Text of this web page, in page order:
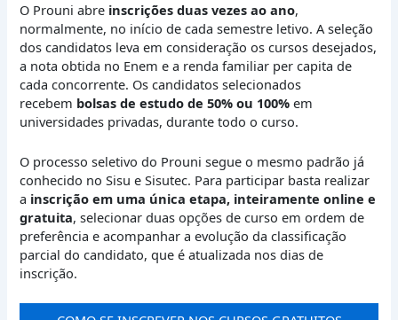
O Prouni abre inscrições duas vezes ao ano,
normalmente, no início de cada semestre letivo. A seleção
dos candidatos leva em consideração os cursos desejados,
a nota obtida no Enem e a renda familiar per capita de
cada concorrente. Os candidatos selecionados
recebem bolsas de estudo de 50% ou 100% em
universidades privadas, durante todo o curso.
O processo seletivo do Prouni segue o mesmo padrão já
conhecido no Sisu e Sisutec. Para participar basta realizar
a inscrição em uma única etapa, inteiramente online e
gratuita, selecionar duas opções de curso em ordem de
preferência e acompanhar a evolução da classificação
parcial do candidato, que é atualizada nos dias de
inscrição.